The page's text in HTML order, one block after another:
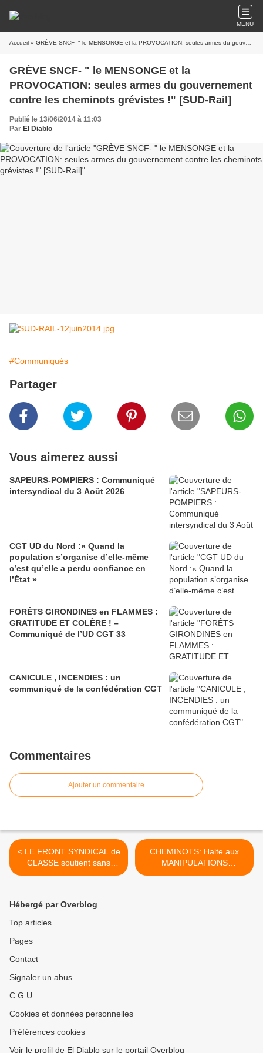
MENU
Accueil » GRÈVE SNCF- " le MENSONGE et la PROVOCATION: seules armes du gouvernement contre les cheminots grévistes !" [SUD-Rail]
GRÈVE SNCF- " le MENSONGE et la
PROVOCATION: seules armes du gouvernement
contre les cheminots grévistes !" [SUD-Rail]
Publié le 13/06/2014 à 11:03
Par El Diablo
#Communiqués
Partager
Vous aimerez aussi
SAPEURS-POMPIERS : Communiqué
intersyndical du 3 Août 2026
CGT UD du Nord :« Quand la
population s’organise d’elle-même
c’est qu’elle a perdu confiance en
l’État »
FORÊTS GIRONDINES en FLAMMES :
GRATITUDE ET COLÈRE ! –
Communiqué de l’UD CGT 33
CANICULE , INCENDIES : un
communiqué de la confédération CGT
Commentaires
Ajouter un commentaire
< LE FRONT SYNDICAL de
CLASSE soutient sans
réserve les CHEMINOTS
CHEMINOTS: Halte aux
MANIPULATIONS
MÉDIATIQUES! >
Hébergé par Overblog
Top articles
Pages
Contact
Signaler un abus
C.G.U.
Cookies et données personnelles
Préférences cookies
Voir le profil de El Diablo sur le portail Overblog